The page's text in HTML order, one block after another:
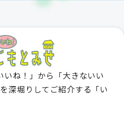
ね！」から「大きないい
深堀りしてご紹介する「い